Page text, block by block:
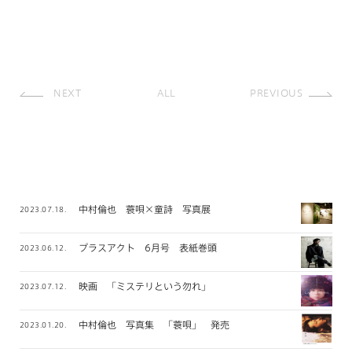
NEXT ALL PREVIOUS
2023.07.18. 中村倫也 蓑唄×童詩 写真展
2023.06.12. プラスアクト 6月号 表紙巻頭
2023.07.12. 映画 「ミステリという勿れ」
2023.01.20. 中村倫也 写真集 「蓑唄」 発売